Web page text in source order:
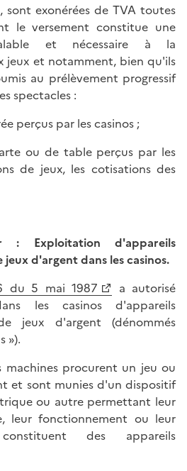
sont exonérées de TVA toutes
le versement constitue une
et nécessaire à la
jeux et notamment, bien qu'ils
au prélèvement progressif
spectacles :
perçus par les casinos ;
ou de table perçus par les
de jeux, les cotisations des
: Exploitation d'appareils
d'argent dans les casinos.
du 5 mai 1987
a autorisé
les casinos d'appareils
jeux d'argent (dénommés
»).
machines procurent un jeu ou
et sont munies d'un dispositif
ou autre permettant leur
leur fonctionnement ou leur
des appareils